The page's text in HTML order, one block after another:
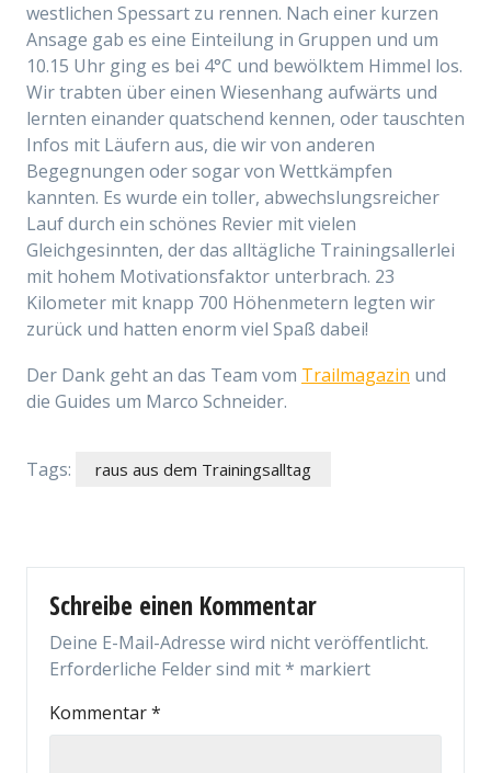
westlichen Spessart zu rennen. Nach einer kurzen
Ansage gab es eine Einteilung in Gruppen und um
10.15 Uhr ging es bei 4°C und bewölktem Himmel los.
Wir trabten über einen Wiesenhang aufwärts und
lernten einander quatschend kennen, oder tauschten
Infos mit Läufern aus, die wir von anderen
Begegnungen oder sogar von Wettkämpfen
kannten. Es wurde ein toller, abwechslungsreicher
Lauf durch ein schönes Revier mit vielen
Gleichgesinnten, der das alltägliche Trainingsallerlei
mit hohem Motivationsfaktor unterbrach. 23
Kilometer mit knapp 700 Höhenmetern legten wir
zurück und hatten enorm viel Spaß dabei!
Der Dank geht an das Team vom Trailmagazin und
die Guides um Marco Schneider.
Tags: raus aus dem Trainingsalltag
Schreibe einen Kommentar
Deine E-Mail-Adresse wird nicht veröffentlicht.
Erforderliche Felder sind mit* markiert
Kommentar*